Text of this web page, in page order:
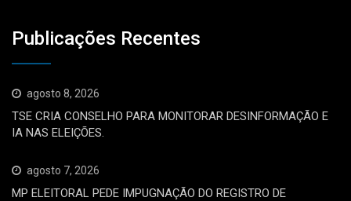
Publicações Recentes
agosto 8, 2026
TSE CRIA CONSELHO PARA MONITORAR DESINFORMAÇÃO E
IA NAS ELEIÇÕES.
agosto 7, 2026
MP ELEITORAL PEDE IMPUGNAÇÃO DO REGISTRO DE